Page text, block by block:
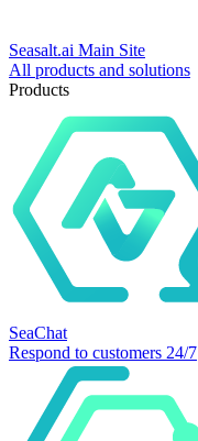
Seasalt.ai Main Site
All products and solutions
Products
SeaChat
Respond to customers 24/7